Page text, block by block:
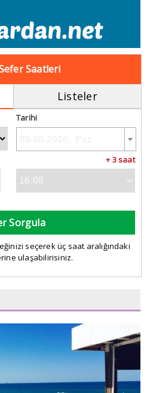
Saatleri
Listeler
Tarihi
+ 3 saat
Sorgula
seçerek üç saat aralığındaki
ulaşabilirisiniz.